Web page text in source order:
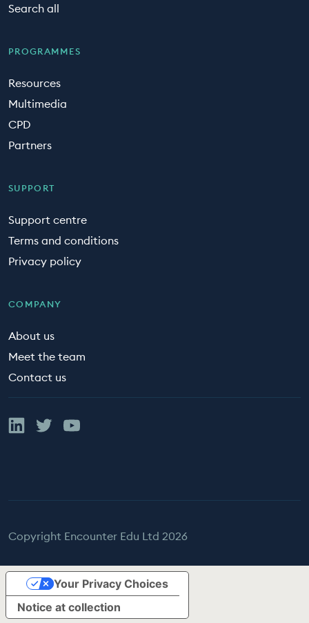
Search all
PROGRAMMES
Resources
Multimedia
CPD
Partners
SUPPORT
Support centre
Terms and conditions
Privacy policy
COMPANY
About us
Meet the team
Contact us
Linked In
TwitterYouTube
Copyright Encounter Edu Ltd 2026
Notice at collection
Your Privacy Choices